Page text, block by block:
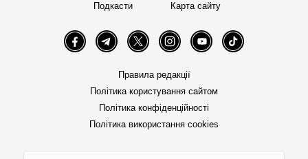
Подкасти
Карта сайту
FacebookTelegramTwitter InstagramYouTube TikTok
Правила редакції
Політика користування сайтом
Політика конфіденційності
Політика використання cookies